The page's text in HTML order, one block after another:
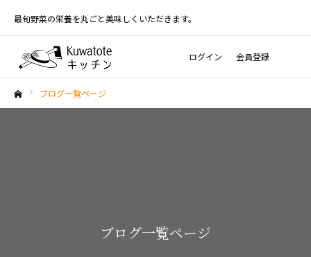
最旬野菜の栄養を丸ごと美味しくいただきます。
ログイン 会員登録
ブログ一覧ページ
ブログ一覧ページ